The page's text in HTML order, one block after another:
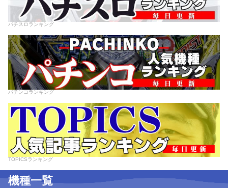
パチスロランキング
パチンコランキング
TOPICSランキング
機種一覧